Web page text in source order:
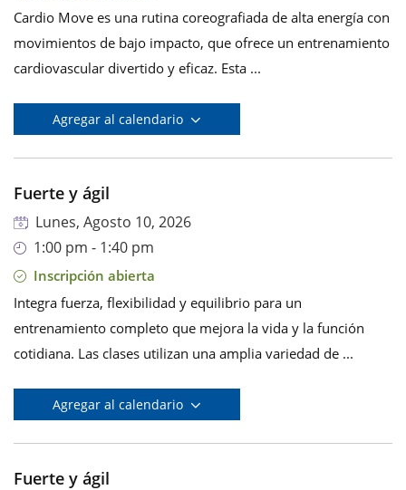
Cardio Move es una rutina coreografiada de alta energía con
movimientos de bajo impacto, que ofrece un entrenamiento
cardiovascular divertido y eficaz. Esta ...
Agregar al calendario
Fuerte y ágil
Lunes, Agosto 10, 2026
1:00 pm - 1:40 pm
Inscripción abierta
Integra fuerza, flexibilidad y equilibrio para un
entrenamiento completo que mejora la vida y la función
cotidiana. Las clases utilizan una amplia variedad de ...
Agregar al calendario
Fuerte y ágil